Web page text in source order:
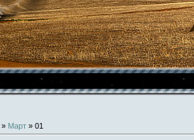
» Март » 01